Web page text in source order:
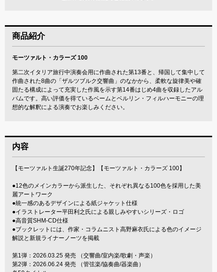
商品紹介
モーツァルト・カラーズ 100
第二次イタリア旅行中演奏会用に作曲された第13番と、帰国して集中して
作曲された8曲の「ザルツブルク交響曲」のなかから、柔軟な旋律美や確
固たる構成によって充実した作風を示す第14番はじめ4曲を収録したアル
バムです。高い評価を得ているベームとベルリン・フィルハーモニーの理
想的な解釈による演奏でお楽しみください。
内容
【モーツァルト生誕270年記念】【モーツァルト・カラーズ 100】
●12色のメインカラーから派生した、それぞれ異なる100色を採用した美
麗アートワーク
●統一感のあるデザインによる紙ジャケット仕様
●イラストレーター平田利之氏による親しみやすいシリーズ・ロゴ
●高音質SHM-CD仕様
●ブックレットには、作家・コラムニスト高野麻衣氏による色のイメージ
解説と新規ライナーノーツを掲載
第1弾：2026.03.25 発売 （交響曲/室内楽/歌劇・声楽）
第2弾：2026.06.24 発売 （管弦楽/協奏曲/器楽曲）